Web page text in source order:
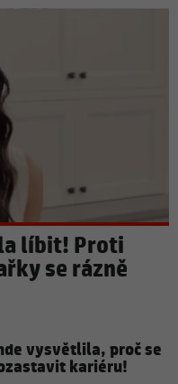
líbit! Proti
se rázně
vysvětlila, proč se
kariéru!